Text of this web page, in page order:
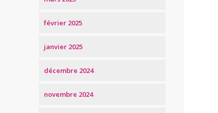
février 2025
janvier 2025
décembre 2024
novembre 2024